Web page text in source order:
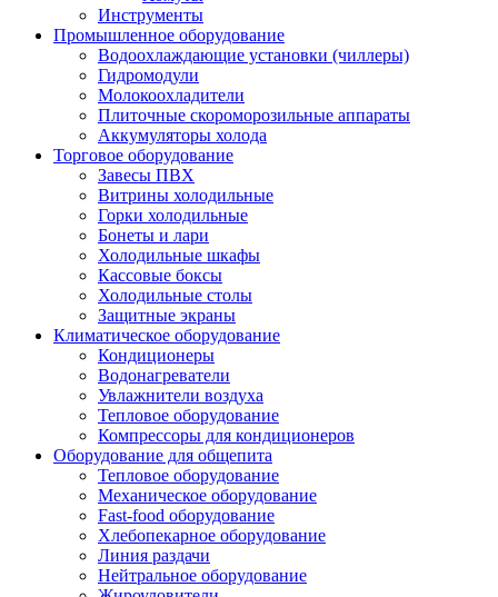
Инструменты
Промышленное оборудование
Водоохлаждающие установки (чиллеры)
Гидромодули
Молокоохладители
Плиточные скороморозильные аппараты
Аккумуляторы холода
Торговое оборудование
Завесы ПВХ
Витрины холодильные
Горки холодильные
Бонеты и лари
Холодильные шкафы
Кассовые боксы
Холодильные столы
Защитные экраны
Климатическое оборудование
Кондиционеры
Водонагреватели
Увлажнители воздуха
Тепловое оборудование
Компрессоры для кондиционеров
Оборудование для общепита
Тепловое оборудование
Механическое оборудование
Fast-food оборудование
Хлебопекарное оборудование
Линия раздачи
Нейтральное оборудование